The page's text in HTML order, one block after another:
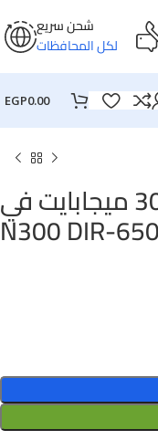
شحن سريع
لكل المحافظات
EGP0.00
اكسس بوينت دي لينك 3 منافذ 4 انتينا 300 ميجابايت في